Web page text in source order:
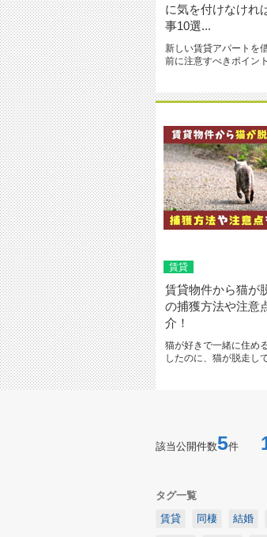
に気を付けなけれ
事10選...
新しい賃貸アパートを
前に注意すべきポイン
賃貸
賃貸物件から猫が
の捕獲方法や注意
介！
猫が好きで一緒に住め
したのに、猫が脱走し
該当公開件数5件
タグ一覧
賃貸
同棲 結婚